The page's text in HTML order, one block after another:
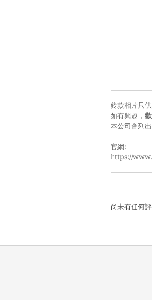
鈴款相片只
如有興趣，
本公司會列
官網:
https://
尚未有任何